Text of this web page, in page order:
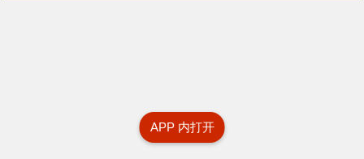
APP 内打开